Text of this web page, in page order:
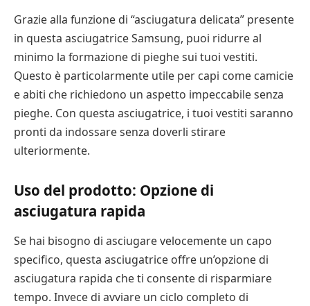
Grazie alla funzione di “asciugatura delicata” presente
in questa asciugatrice Samsung, puoi ridurre al
minimo la formazione di pieghe sui tuoi vestiti.
Questo è particolarmente utile per capi come camicie
e abiti che richiedono un aspetto impeccabile senza
pieghe. Con questa asciugatrice, i tuoi vestiti saranno
pronti da indossare senza doverli stirare
ulteriormente.
Uso del prodotto: Opzione di
asciugatura rapida
Se hai bisogno di asciugare velocemente un capo
specifico, questa asciugatrice offre un’opzione di
asciugatura rapida che ti consente di risparmiare
tempo. Invece di avviare un ciclo completo di